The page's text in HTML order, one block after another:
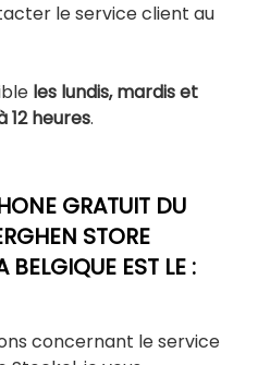
le service client au
les lundis, mardis et
12 heures.
GRATUIT DU
STORE
BELGIQUE EST LE :
concernant le service